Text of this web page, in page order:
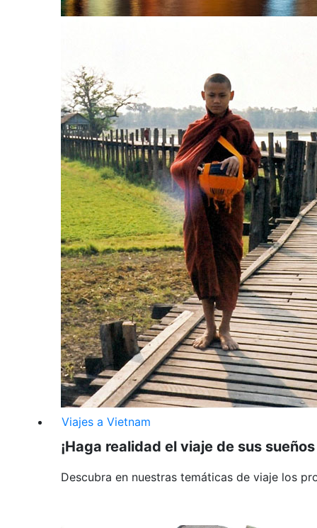
Viajes a Vietnam
¡Haga realidad el viaje de sus
Descubra en nuestras temáticas de viaje los